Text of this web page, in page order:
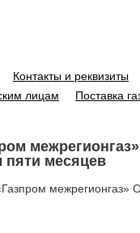
Контакты и реквизиты
лицам
Поставка
пяти месяцев
межрегионгаз»